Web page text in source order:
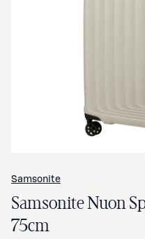
Avaa
Samsonite
Samsonite Nuon
75cm